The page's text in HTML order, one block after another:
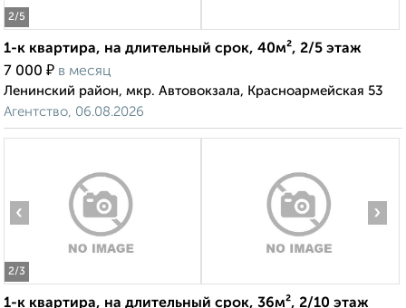
2/5
1-к квартира, на длительный срок, 40м², 2/5 этаж
7 000 ₽ в месяц
Ленинский район, мкр. Автовокзала, Красноармейская 53
Агентство, 06.08.2026
2/3
‹ ›
1-к квартира, на длительный срок, 36м², 2/10 этаж